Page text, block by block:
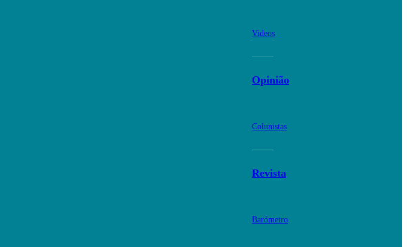
Videos
Opinião
Colunistas
Revista
Barómetro